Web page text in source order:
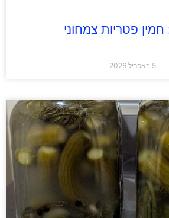
חמין פטריות צמחוני
5 באפריל 2026